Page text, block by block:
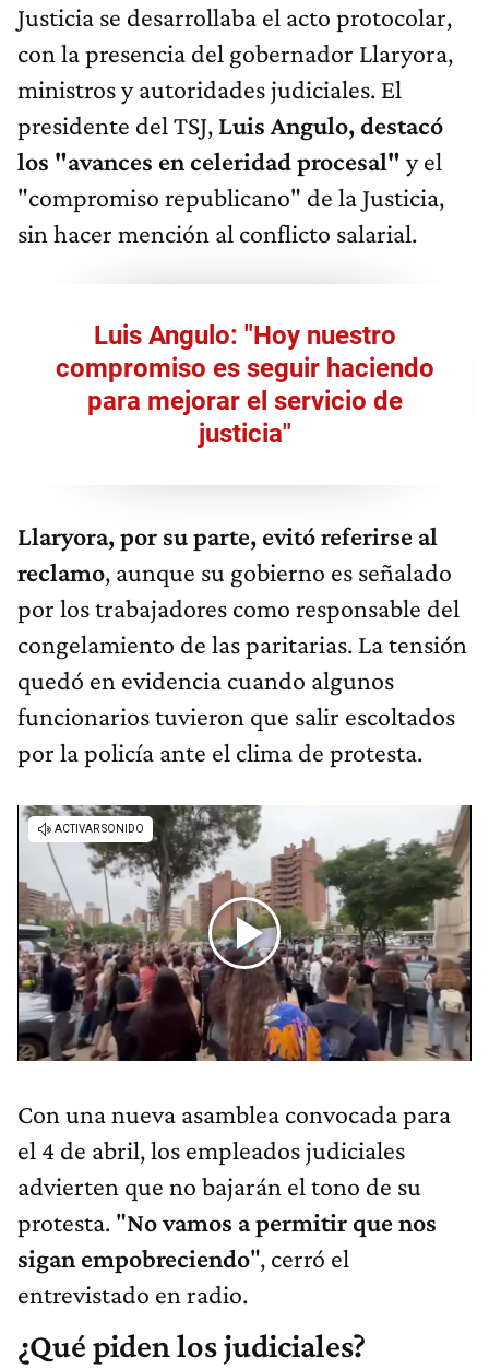
Justicia se desarrollaba el acto protocolar,
con la presencia del gobernador Llaryora,
ministros y autoridades judiciales. El
presidente del TSJ, Luis Angulo, destacó
los "avances en celeridad procesal" y el
"compromiso republicano" de la Justicia,
sin hacer mención al conflicto salarial.
Luis Angulo: "Hoy nuestro
compromiso es seguir haciendo
para mejorar el servicio de
justicia"
Llaryora, por su parte, evitó referirse al
reclamo, aunque su gobierno es señalado
por los trabajadores como responsable del
congelamiento de las paritarias. La tensión
quedó en evidencia cuando algunos
funcionarios tuvieron que salir escoltados
por la policía ante el clima de protesta.
Con una nueva asamblea convocada para
el 4 de abril, los empleados judiciales
advierten que no bajarán el tono de su
protesta. "No vamos a permitir que nos
sigan empobreciendo", cerró el
entrevistado en radio.
¿Qué piden los judiciales?